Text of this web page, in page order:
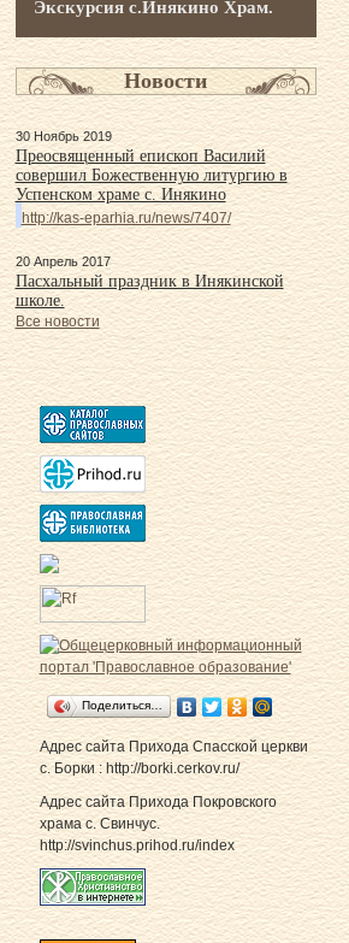
Экскурсия с.Инякино Храм.
Новости
30 Ноябрь 2019
Преосвященный епископ Василий
совершил Божественную литургию в
Успенском храме с. Инякино
http://kas-eparhia.ru/news/7407/
20 Апрель 2017
Пасхальный праздник в Инякинской
школе.
Все новости
Поделиться…
Адрес сайта Прихода Спасской церкви
с. Борки : http://borki.cerkov.ru/
Адрес сайта Прихода Покровского
храма с. Свинчус.
http://svinchus.prihod.ru/index